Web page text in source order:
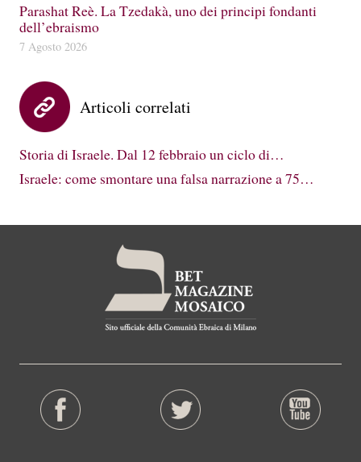
Parashat Reè. La Tzedakà, uno dei principi fondanti
dell’ebraismo
7 Agosto 2026
Articoli correlati
Storia di Israele. Dal 12 febbraio un ciclo di…
Israele: come smontare una falsa narrazione a 75…